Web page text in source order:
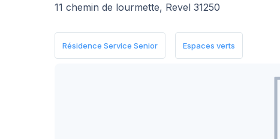
11 chemin de lourmette, Revel 31250
Résidence Service Senior Espaces verts